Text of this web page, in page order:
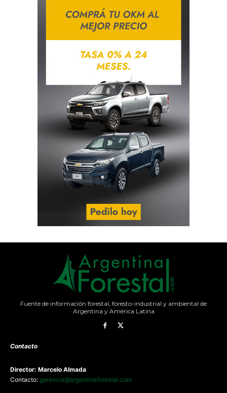
Fuente de información forestal, foresto-industrial y ambiental de
Argentina y América Latina
Contacto
Director: Marcelo Almada
Contacto: gerencia@argentinaforestal.com